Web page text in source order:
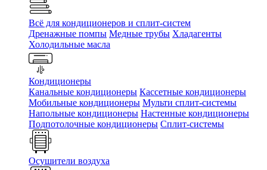
Всё для кондиционеров и сплит-систем
Дренажные помпы Медные трубы Хладагенты
Холодильные масла
Кондиционеры
Канальные кондиционеры Кассетные кондиционеры
Мобильные кондиционеры Мульти сплит-системы
Напольные кондиционеры Настенные кондиционеры
Подпотолочные кондиционеры Сплит-системы
Осушители воздуха